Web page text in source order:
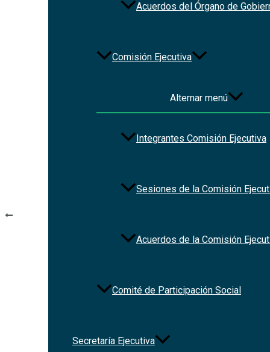
Acuerdos del Órgano de
Comisión Ejecutiva
Alternar menú
Integrantes Comisión Ejecutiva
Sesiones de la Comisión
Acuerdos de la Comisión
Comité de Participación Social
Secretaría Ejecutiva
ANTERIOR
Constitución Política de la Ciudad de México